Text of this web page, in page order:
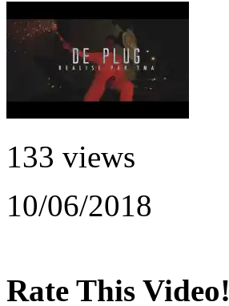
133 views
10/06/2018
Rate This Video!